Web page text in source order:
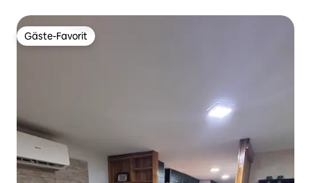
Gäste-Favorit
Gäste-Favorit